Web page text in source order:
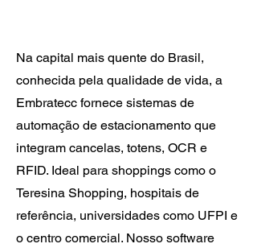
Na capital mais quente do Brasil,
conhecida pela qualidade de vida, a
Embratecc fornece sistemas de
automação de estacionamento que
integram cancelas, totens, OCR e
RFID. Ideal para shoppings como o
Teresina Shopping, hospitais de
referência, universidades como UFPI e
o centro comercial. Nosso software